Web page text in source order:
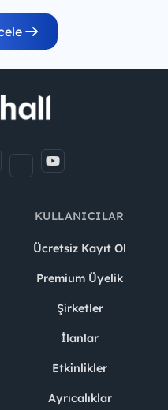
KULLANICILAR
Ücretsiz Kayıt Ol
Premium Üyelik
Şirketler
İlanlar
Etkinlikler
Ayrıcalıklar